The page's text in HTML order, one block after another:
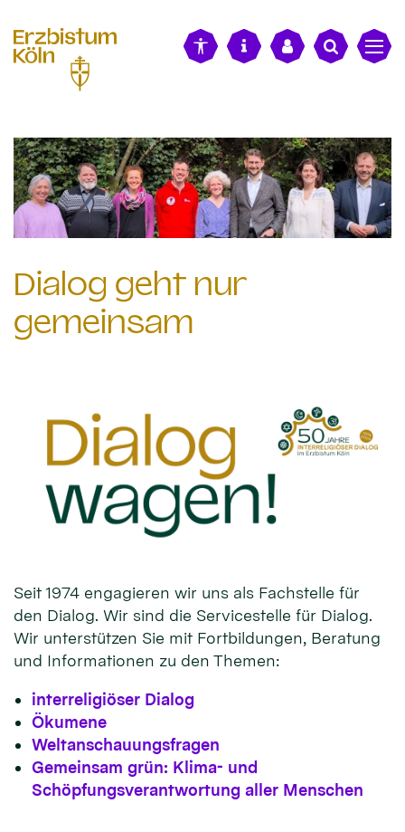
Dialog geht nur
gemeinsam
Seit 1974 engagieren wir uns als Fachstelle für
den Dialog. Wir sind die Servicestelle für Dialog.
Wir unterstützen Sie mit Fortbildungen, Beratung
und Informationen zu den Themen:
interreligiöser Dialog
Ökumene
Weltanschauungsfragen
Gemeinsam grün: Klima- und
Schöpfungsverantwortung aller Menschen